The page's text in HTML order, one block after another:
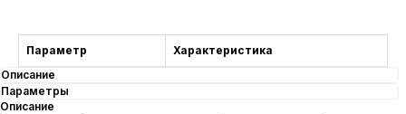
Параметр
Характеристика
Описание
Параметры
Описание